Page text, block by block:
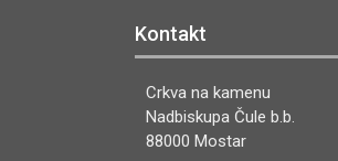
Kontakt
Crkva na kamenu
Nadbiskupa Čule b.b.
88000 Mostar